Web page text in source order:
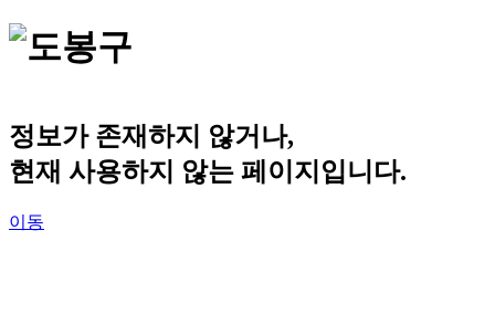
정보가 존재하지 않거나,
현재 사용하지 않는 페이지입니다.
이동